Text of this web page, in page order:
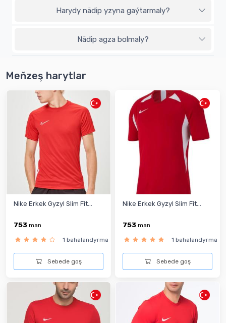
Harydy nädip yzyna gaýtarmaly?
Nädip agza bolmaly?
Meňzeş harytlar
Nike Erkek Gyzyl Slim Fit...
753 man
1 bahalandyrma
Sebede goş
Nike Erkek Gyzyl Slim Fit...
753 man
1 bahalandyrma
Sebede goş